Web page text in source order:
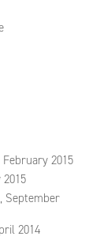
2015
September
2014